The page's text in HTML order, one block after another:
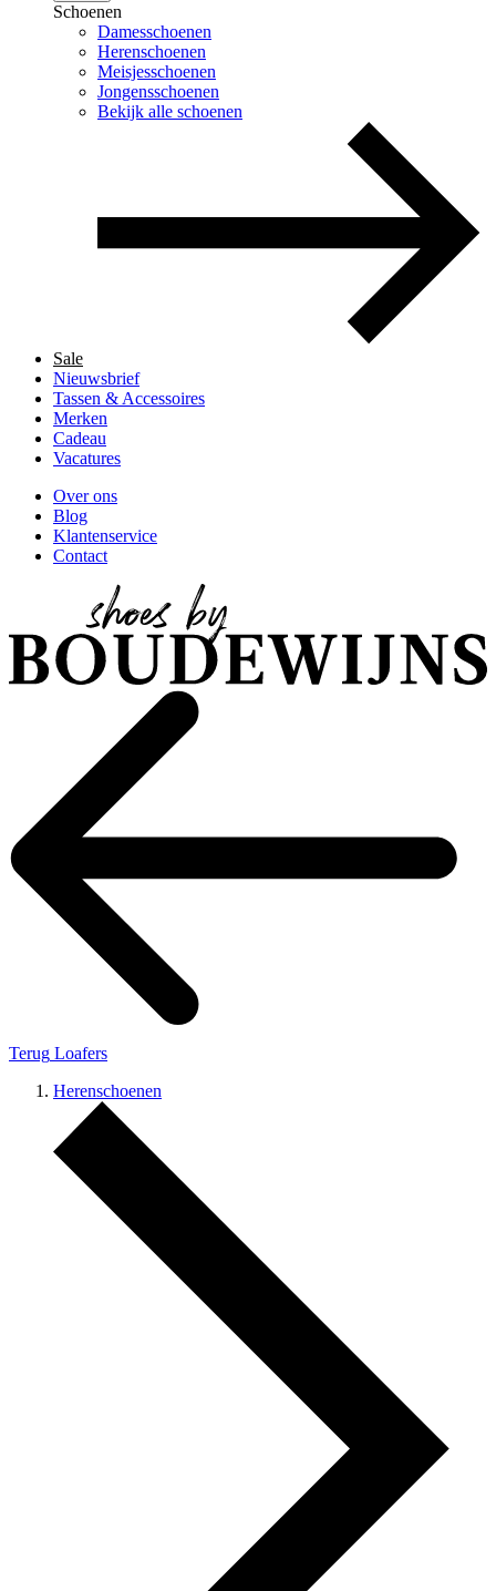
Schoenen
Damesschoenen
Herenschoenen
Meisjesschoenen
Jongensschoenen
Bekijk alle schoenen
Sale
Nieuwsbrief
Tassen & Accessoires
Merken
Cadeau
Vacatures
Over ons
Blog
Klantenservice
Contact
Terug Loafers
Herenschoenen